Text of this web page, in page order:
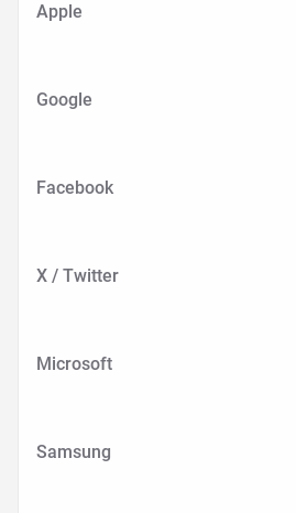
Apple
Google
Facebook
X / Twitter
Microsoft
Samsung